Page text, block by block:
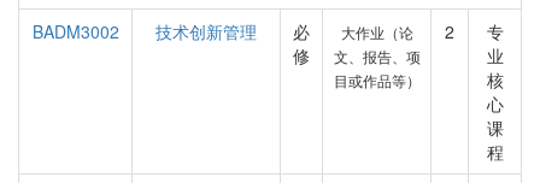
BADM3002 技术创新管理
必
修
大作业（论
文、报告、项
目或作品等）
2
专
业
核
心
课
程